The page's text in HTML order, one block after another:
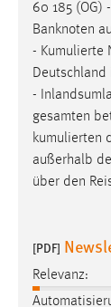
60 185 (OG)
Banknoten
- Kumulierte
-
gesamten
kumulierten
außerhalb
über den
[PDF]
Relevanz:
Name:
_pk_ref,
Zweck:
Cookie
Max. 13